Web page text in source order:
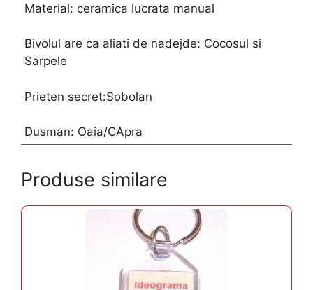
Material: ceramica lucrata manual
Bivolul are ca aliati de nadejde: Cocosul si
Sarpele
Prieten secret:Sobolan
Dusman: Oaia/CApra
Produse similare